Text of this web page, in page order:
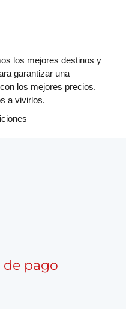
los mejores destinos y
garantizar una
los mejores precios.
a vivirlos.
de pago